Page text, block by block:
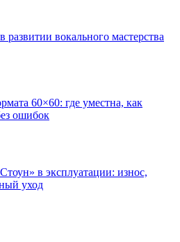
вокального мастерства
60×60: где уместна, как
ошибок
в эксплуатации: износ,
уход